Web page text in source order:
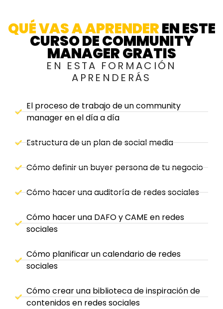
QUÉ VAS A APRENDEREN ESTE
CURSO DE COMMUNITY
MANAGER GRATIS
EN ESTA FORMACIÓN
APRENDERÁS
El proceso de trabajo de un community
manager en el día a día
Estructura de un plan de social media
Cómo definir un buyer persona de tu negocio
Cómo hacer una auditoría de redes sociales
Cómo hacer una DAFO y CAME en redes
sociales
Cómo planificar un calendario de redes
sociales
Cómo crear una biblioteca de inspiración de
contenidos en redes sociales